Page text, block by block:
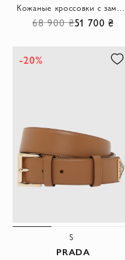
Кожаные кроссовки с замшевыми деталями черные
68 900 ₴51 700 ₴
-20%
S
PRADA